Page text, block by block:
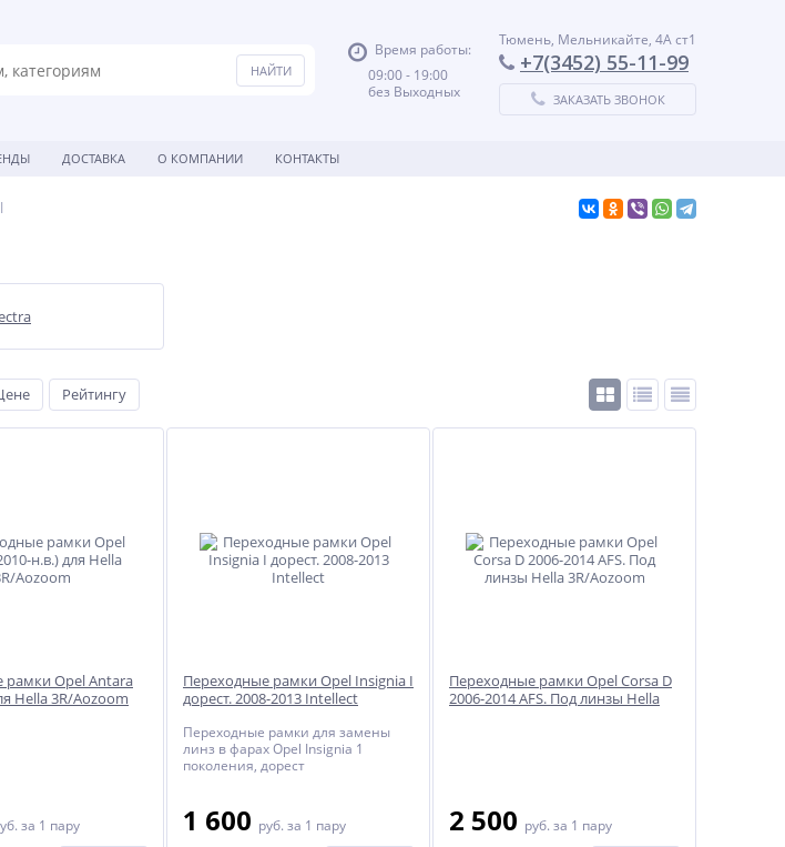
Время работы:
09:00 - 19:00
без Выходных
Тюмень, Мельникайте, 4А ст1
+7(3452) 55-11-99
ЗАКАЗАТЬ ЗВОНОК
ДОСТАВКА О КОМПАНИИ КОНТАКТЫ
Рейтингу
рамки Opel Antara
Hella 3R/Aozoom
за 1 пару
Переходные рамки Opel Insignia I
дорест. 2008-2013 Intellect
Переходные рамки для замены
линз в фарах Opel Insignia 1
поколения, дорест
1 600 руб. за 1 пару
Переходные рамки Opel Corsa D
2006-2014 AFS. Под линзы Hella
2 500 руб. за 1 пару